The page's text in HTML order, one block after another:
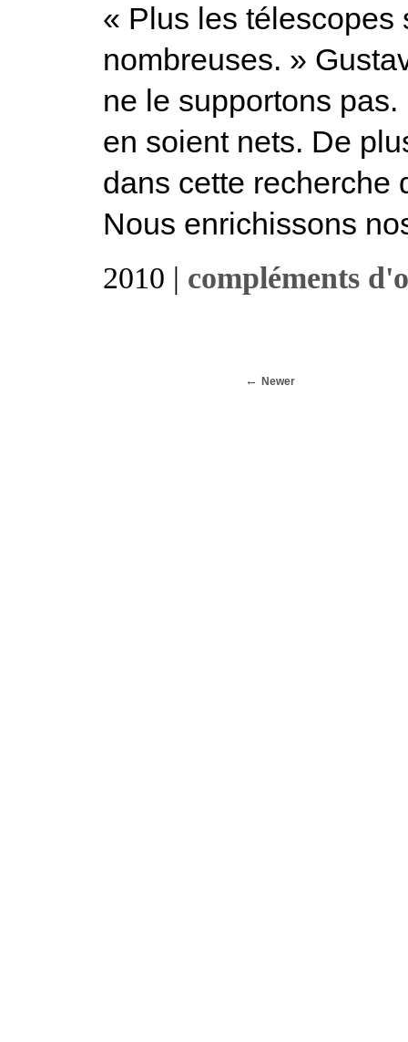
« Plus les télescopes
nombreuses. »
ne le supportons
en soient nets. De
dans cette recherche
Nous enrichissons
2010 | compléments
Newer